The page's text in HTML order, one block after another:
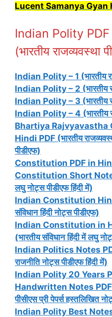
Lucent Samanya Gyan
Indian Polity
(भारतीय राजव्यवस्था
Indian Polity – 1 (भारतीय
Indian Polity – 2 (भारतीय
Indian Polity – 3 (भारतीय
Indian Polity – 4 (भारतीय
Bhartiya Rajvyavastha
Hindi PDF (भारतीय
पीडीएफ)
Constitution PDF in Hindi
Constitution Short
लघु नोट्स पीडीएफ हिंदी में)
Indian Constitution
संविधान हिंदी नोट्स पीडीएफ)
Indian Constitution in
(भारतीय संविधान हिंदी में लघु
Indian Politics Notes
राजनीति नोट्स पीडीएफ हिंदी में)
Indian Polity 20 Years
Handwritten Notes PDF
पीसीएस प्री पेपर्स हस्तलिखित
Indian Polity Best Notes